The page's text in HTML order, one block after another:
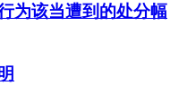
为该当遭到的处分幅